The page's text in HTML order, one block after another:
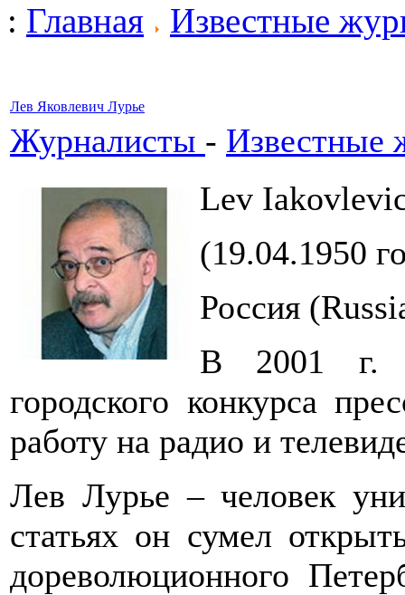
: Главная Известные
Лев Яковлевич Лурье
Журналисты - Известные
Lev
(19.04.1950
Россия
В 2001 г.
городского конкурса
работу на радио и
Лев Лурье – человек
статьях он сумел
дореволюционного